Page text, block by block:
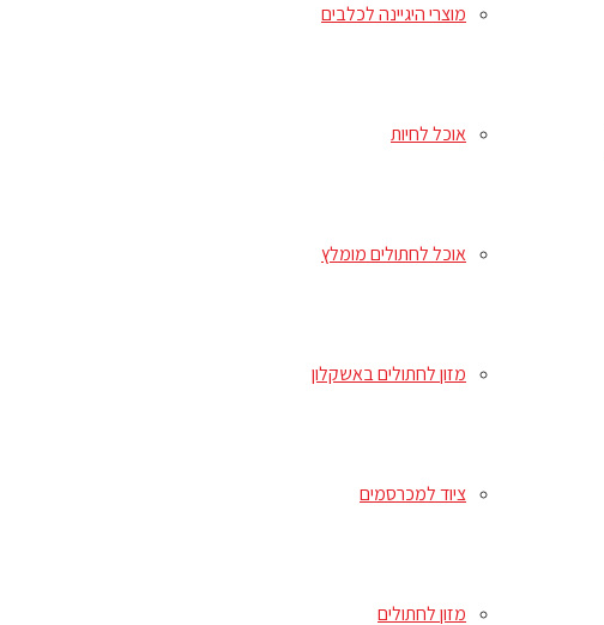
מוצרי היגיינה לכלבים
אוכל לחיות
אוכל לחתולים מומלץ
מזון לחתולים באשקלון
ציוד למכרסמים
מזון לחתולים